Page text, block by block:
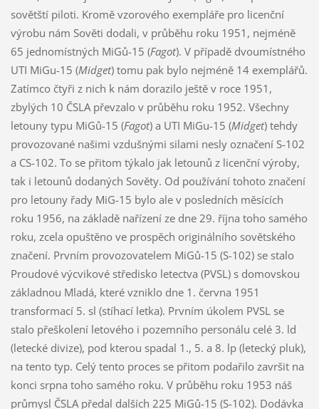
sovětští piloti. Kromě vzorového exempláře pro licenční
výrobu nám Sověti dodali, v průběhu roku 1951, nejméně
65 jednomístných MiGů-15 (Fagot). V případě dvoumístného
UTI MiGu-15 (Midget) tomu pak bylo nejméně 14 exemplářů.
Zatímco čtyři z nich k nám dorazilo ještě v roce 1951,
zbylých 10 ČSLA převzalo v průběhu roku 1952. Všechny
letouny typu MiGů-15 (Fagot) a UTI MiGu-15 (Midget) tehdy
provozované našimi vzdušnými silami nesly označení S-102
a CS-102. To se přitom týkalo jak letounů z licenční výroby,
tak i letounů dodaných Sověty. Od používání tohoto značení
pro letouny řady MiG-15 bylo ale v posledních měsících
roku 1956, na základě nařízení ze dne 29. října toho samého
roku, zcela opuštěno ve prospěch originálního sovětského
značení. Prvním provozovatelem MiGů-15 (S-102) se stalo
Proudové výcvikové středisko letectva (PVSL) s domovskou
základnou Mladá, které vzniklo dne 1. června 1951
transformací 5. sl (stíhací letka). Prvním úkolem PVSL se
stalo přeškolení letového i pozemního personálu celé 3. ld
(letecké divize), pod kterou spadal 1., 5. a 8. lp (letecký pluk),
na tento typ. Celý tento proces se přitom podařilo završit na
konci srpna toho samého roku. V průběhu roku 1953 náš
průmysl ČSLA předal dalších 225 MiGů-15 (S-102). Dodávka